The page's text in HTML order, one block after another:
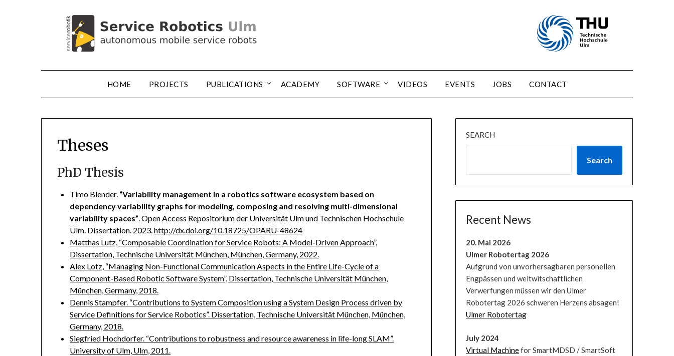
HOME PROJECTS PUBLICATIONS ACADEMY SOFTWARE VIDEOS EVENTS JOBS CONTACT
Theses
PhD Thesis
Timo Blender. “Variability management in a robotics software ecosystem based on
dependency variability graphs for modeling, composing and resolving multi-dimensional
variability spaces”. Open Access Repositorium der Universität Ulm und Technischen Hochschule
Ulm. Dissertation. 2023.http://dx.doi.org/10.18725/OPARU-48624
Matthas Lutz, “Composable Coordination for Service Robots: A Model-Driven Approach”,
Dissertation, Technische Universität München, München, Germany, 2022.
Alex Lotz, “Managing Non-Functional Communication Aspects in the Entire Life-Cycle of a
Component-Based Robotic Software System”, Dissertation, Technische Universität München,
München, Germany, 2018.
Dennis Stampfer. “Contributions to System Composition using a System Design Process driven by
Service Definitions for Service Robotics”. Dissertation, Technische Universität München, München,
Germany, 2018.
Siegfried Hochdorfer. “Contributions to robustness and resource awareness in life-long SLAM”.
University of Ulm, Ulm, 2011.
SEARCH
Search
Recent News
20. Mai 2026
Ulmer Robotertag 2026
Aufgrund von unvorhersagbaren personellen
Engpässen und weltwitschaftlichen
Verwerfungen müssen wir den Ulmer
Robotertag 2026 schweren Herzens absagen!
Ulmer Robotertag
July 2024
Virtual Machinefor SmartMDSD / SmartSoft